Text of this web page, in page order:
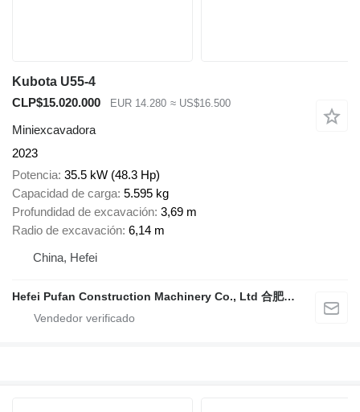
Kubota U55-4
CLP$15.020.000
EUR 14.280 ≈ US$16.500
Miniexcavadora
2023
Potencia 35.5 kW (48.3 Hp)
Capacidad de carga 5.595 kg
Profundidad de excavación 3,69 m
Radio de excavación 6,14 m
China, Hefei
Hefei Pufan Construction Machinery Co., Ltd 合肥朴凡工程机械有限公司